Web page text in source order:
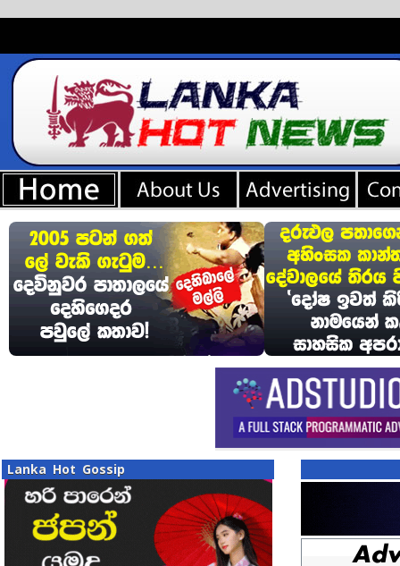
Lanka Hot Gossip